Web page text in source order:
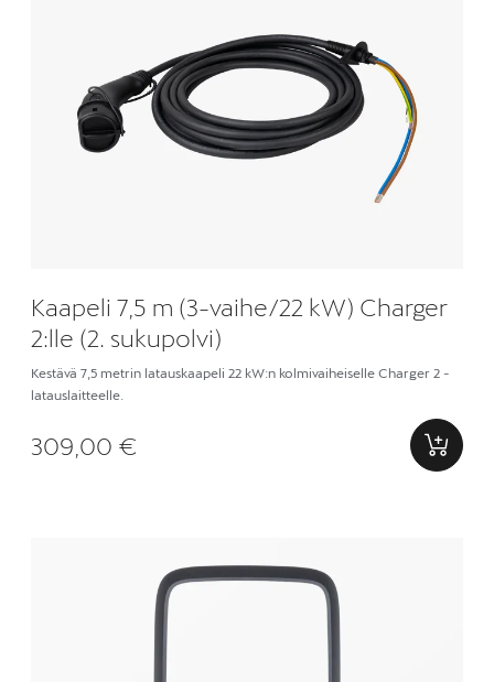
Kaapeli 7,5 m (3-vaihe/22 kW) Charger
2:lle (2. sukupolvi)
Kestävä 7,5 metrin latauskaapeli 22 kW:n kolmivaiheiselle Charger 2 -
latauslaitteelle.
309,00 €